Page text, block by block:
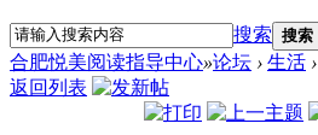
搜索 搜索
合肥悦美阅读指导中心»论坛 › 生活 ›
返回列表